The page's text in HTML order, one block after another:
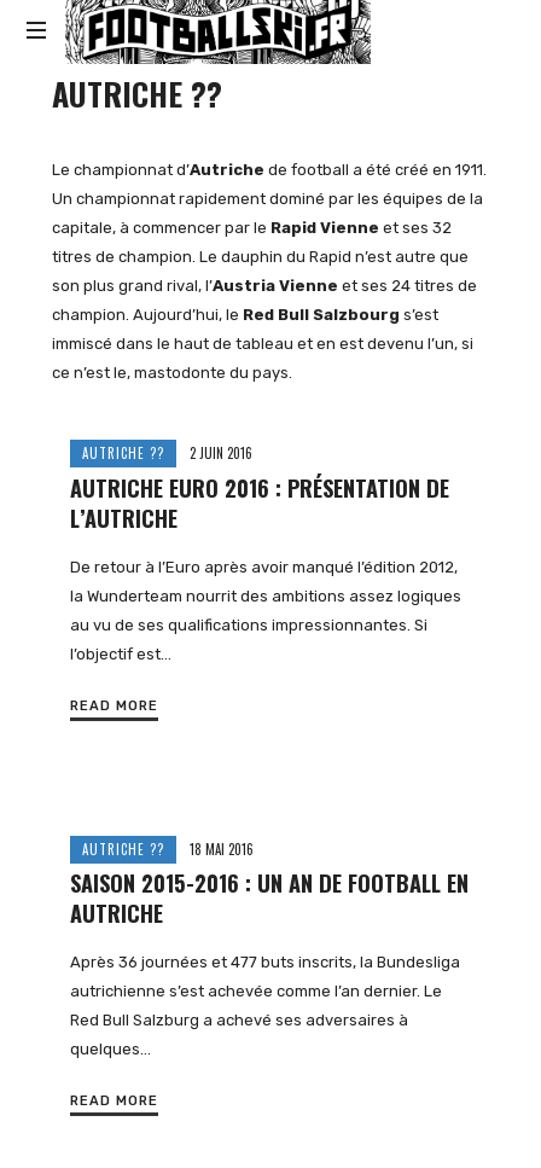
Footballski
Le
football
centrale
et
AUTRICHE ??
Le championnat d’Autriche de football a été créé en 1911.
Un championnat rapidement dominé par les équipes de la
capitale, à commencer par le Rapid Vienne et ses 32
titres de champion. Le dauphin du Rapid n’est autre que
son plus grand rival, l’Austria Vienne et ses 24 titres de
champion. Aujourd’hui, le Red Bull Salzbourg s’est
immiscé dans le haut de tableau et en est devenu l’un, si
ce n’est le, mastodonte du pays.
AUTRICHE ?? 2 JUIN 2016
AUTRICHE EURO 2016 : PRÉSENTATION DE
L’AUTRICHE
De retour à l’Euro après avoir manqué l’édition 2012,
la Wunderteam nourrit des ambitions assez logiques
au vu de ses qualifications impressionnantes. Si
l’objectif est…
READ MORE
AUTRICHE ?? 18 MAI 2016
SAISON 2015-2016 : UN AN DE FOOTBALL EN
AUTRICHE
Après 36 journées et 477 buts inscrits, la Bundesliga
autrichienne s’est achevée comme l’an dernier. Le
Red Bull Salzburg a achevé ses adversaires à
quelques…
READ MORE